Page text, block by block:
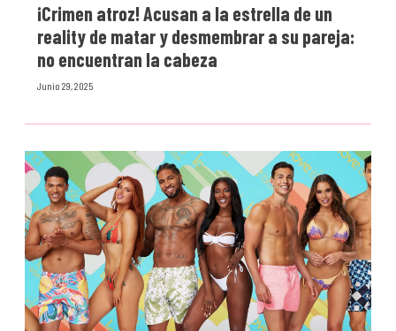
¡Crimen atroz! Acusan a la estrella de un
reality de matar y desmembrar a su pareja:
no encuentran la cabeza
Junio 29, 2025